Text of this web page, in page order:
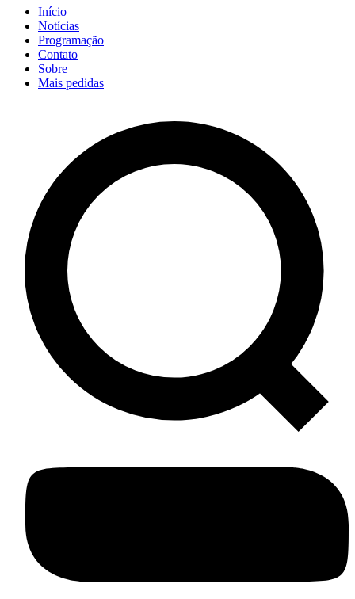
Início
Notícias
Programação
Contato
Sobre
Mais pedidas